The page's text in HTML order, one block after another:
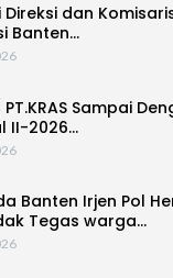
Direksi dan
Banten…
Sampai
II-2026…
Banten Irjen Pol
Tegas warga…